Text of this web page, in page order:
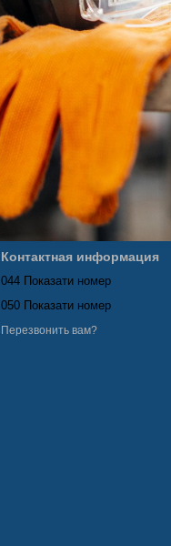
Контактная информация
044 Показати номер
050 Показати номер
Перезвонить вам?